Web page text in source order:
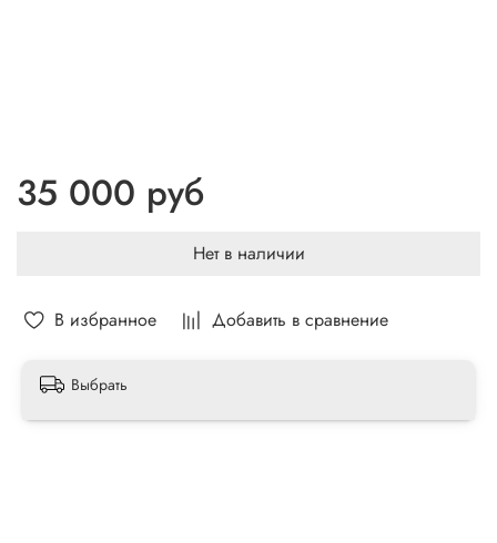
35 000 руб
Нет в наличии
В избранное Добавить в сравнение
Выбрать